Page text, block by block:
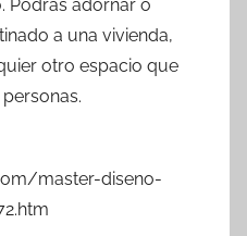
Podrás adornar o
a una vivienda,
otro espacio que
master-diseno-